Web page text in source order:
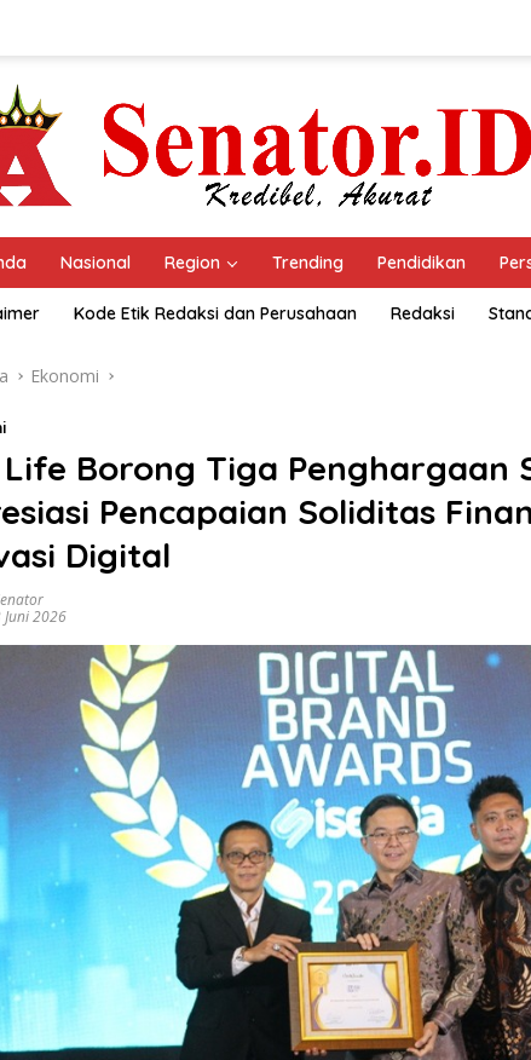
Nasional Region Trending Pendidikan
Kode Etik Redaksi dan Perusahaan Redaksi
Ekonomi
Life Borong Tiga Penghargaan
Pencapaian Soliditas
Digital
Juni 2026